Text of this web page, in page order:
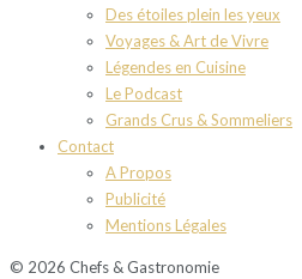
Des étoiles plein les yeux
Voyages & Art de Vivre
Légendes en Cuisine
Le Podcast
Grands Crus & Sommeliers
Contact
A Propos
Publicité
Mentions Légales
© 2026 Chefs & Gastronomie